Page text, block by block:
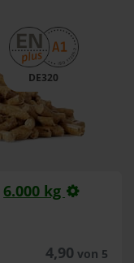
DE320
6.000 kg
4,90 von 5